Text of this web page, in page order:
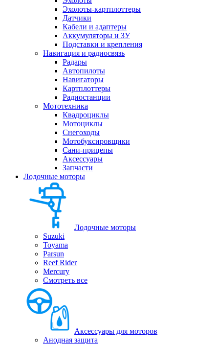
Эхолоты-картплоттеры
Датчики
Кабели и адаптеры
Аккумуляторы и ЗУ
Подставки и крепления
Навигация и радиосвязь
Радары
Автопилоты
Навигаторы
Картплоттеры
Радиостанции
Мототехника
Квадроциклы
Мотоциклы
Снегоходы
Мотобуксировщики
Сани-прицепы
Аксессуары
Запчасти
Лодочные моторы
Лодочные моторы
Suzuki
Toyama
Parsun
Reef Rider
Mercury
Смотреть все
Аксессуары для моторов
Анодная защита